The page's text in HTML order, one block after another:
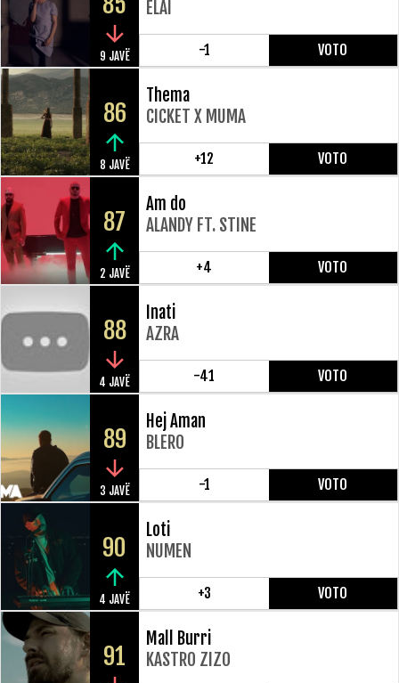
9 JAVË
ELAI
-1 VOTO
86
8 JAVË
Thema
CICKET X MUMA
+12 VOTO
87
2 JAVË
Am do
ALANDY FT. STINE
+4 VOTO
88
4 JAVË
Inati
AZRA
-41 VOTO
89
3 JAVË
Hej Aman
BLERO
-1 VOTO
90
4 JAVË
Loti
NUMEN
+3 VOTO
91
Mall Burri
KASTRO ZIZO